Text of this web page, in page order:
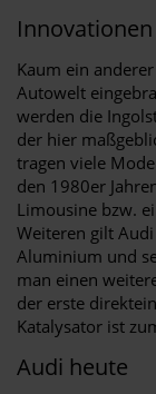
Kaum ein
Autowelt
werden die
der hier
tragen viele
den 1980er
Limousine bzw.
Weiteren gilt
Aluminium und
man einen
der erste
Katalysator ist
Audi heute